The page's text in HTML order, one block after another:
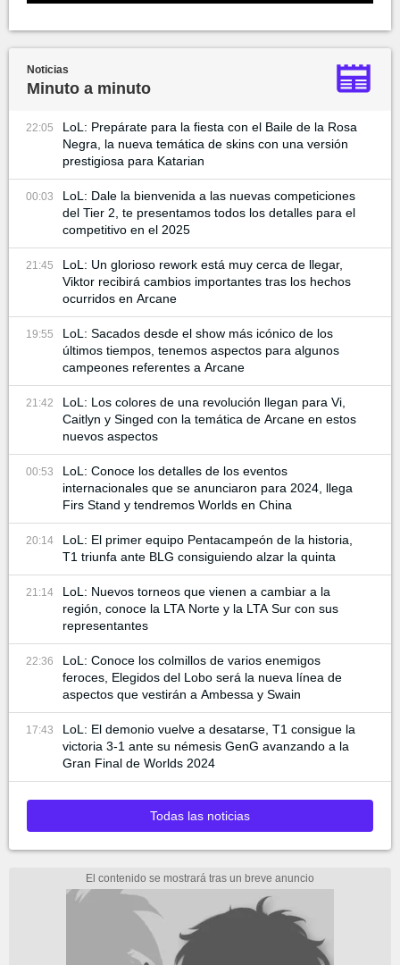
Noticias
Minuto a minuto
22:05
LoL: Prepárate para la fiesta con el Baile de la Rosa
Negra, la nueva temática de skins con una versión
prestigiosa para Katarian
00:03
LoL: Dale la bienvenida a las nuevas competiciones
del Tier 2, te presentamos todos los detalles para el
competitivo en el 2025
21:45
LoL: Un glorioso rework está muy cerca de llegar,
Viktor recibirá cambios importantes tras los hechos
ocurridos en Arcane
19:55
LoL: Sacados desde el show más icónico de los
últimos tiempos, tenemos aspectos para algunos
campeones referentes a Arcane
21:42
LoL: Los colores de una revolución llegan para Vi,
Caitlyn y Singed con la temática de Arcane en estos
nuevos aspectos
00:53
LoL: Conoce los detalles de los eventos
internacionales que se anunciaron para 2024, llega
Firs Stand y tendremos Worlds en China
20:14
LoL: El primer equipo Pentacampeón de la historia,
T1 triunfa ante BLG consiguiendo alzar la quinta
21:14
LoL: Nuevos torneos que vienen a cambiar a la
región, conoce la LTA Norte y la LTA Sur con sus
representantes
22:36
LoL: Conoce los colmillos de varios enemigos
feroces, Elegidos del Lobo será la nueva línea de
aspectos que vestirán a Ambessa y Swain
17:43
LoL: El demonio vuelve a desatarse, T1 consigue la
victoria 3-1 ante su némesis GenG avanzando a la
Gran Final de Worlds 2024
Todas las noticias